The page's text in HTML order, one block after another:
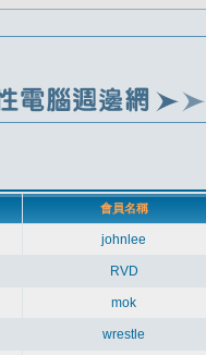
會員名稱
johnlee
RVD
mok
wrestle